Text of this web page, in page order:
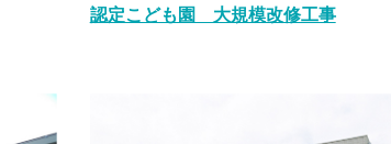
認定こども園 大規模改修工事